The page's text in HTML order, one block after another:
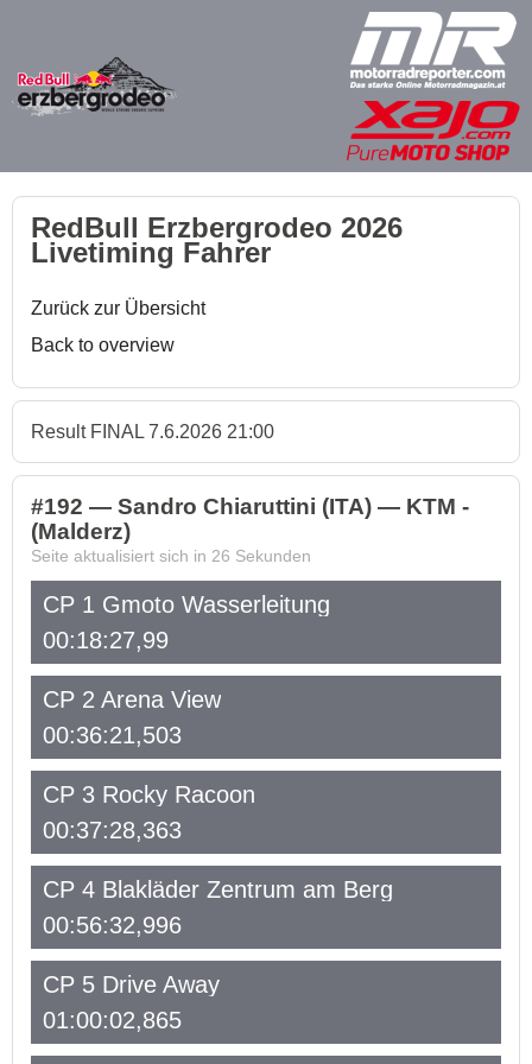
RedBull Erzbergrodeo 2026
Livetiming Fahrer
Zurück zur Übersicht
Back to overview
Result FINAL 7.6.2026 21:00
#192 — Sandro Chiaruttini (ITA) — KTM -
(Malderz)
Seite aktualisiert sich in 26 Sekunden
CP 1 Gmoto Wasserleitung
00:18:27,99
CP 2 Arena View
00:36:21,503
CP 3 Rocky Racoon
00:37:28,363
CP 4 Blakläder Zentrum am Berg
00:56:32,996
CP 5 Drive Away
01:00:02,865